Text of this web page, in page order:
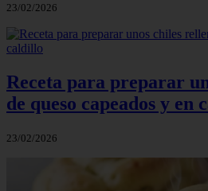
23/02/2026
Receta para preparar
de queso capeados y en
23/02/2026